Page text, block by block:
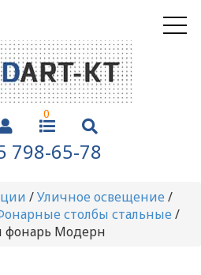
0
798-65-78
/Уличное освещение/
столбы стальные/
фонарь Модерн